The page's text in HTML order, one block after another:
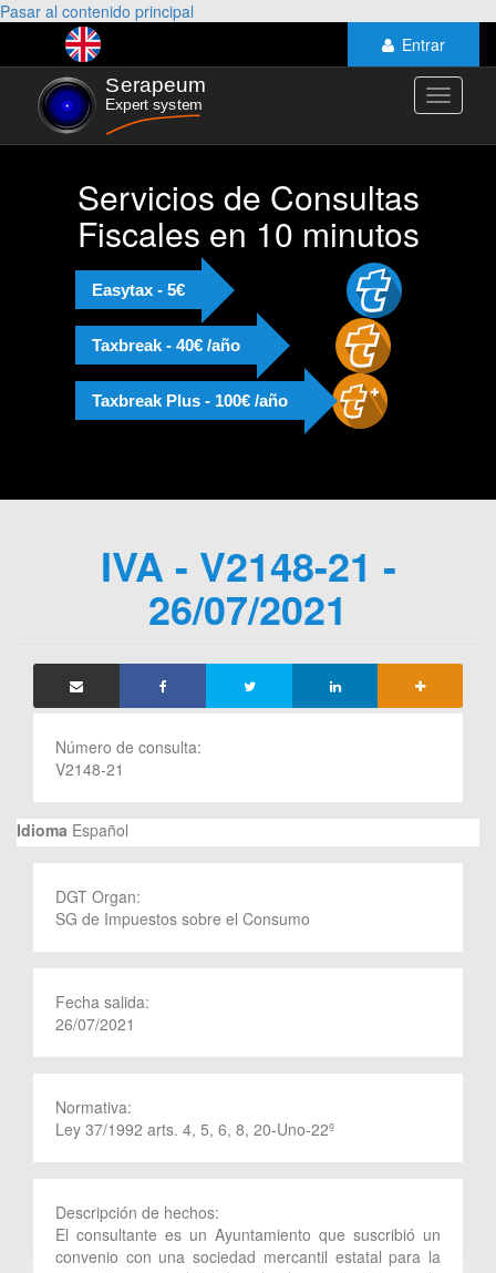
Pasar al contenido principal
Entrar
Toggle
Servicios de Consultas
Fiscales en 10 minutos
Easytax - 5€
Taxbreak - 40€ /año
Taxbreak Plus - 100€ /año
IVA - V2148-21 -
26/07/2021
Número de consulta:
V2148-21
Idioma Español
DGT Organ:
SG de Impuestos sobre el Consumo
Fecha salida:
26/07/2021
Normativa:
Ley 37/1992 arts. 4, 5, 6, 8, 20-Uno-22º
Descripción de hechos:
El consultante es un Ayuntamiento que suscribió un
convenio con una sociedad mercantil estatal para la